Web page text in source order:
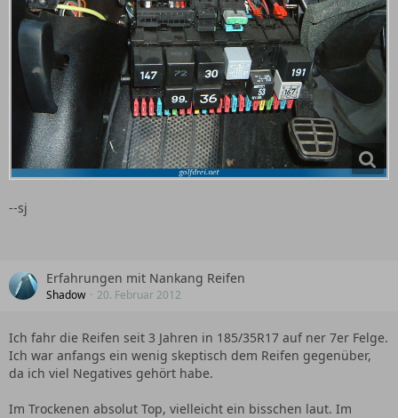
--sj
Erfahrungen mit Nankang Reifen
Shadow 20. Februar 2012
Ich fahr die Reifen seit 3 Jahren in 185/35R17 auf ner 7er Felge.
Ich war anfangs ein wenig skeptisch dem Reifen gegenüber,
da ich viel Negatives gehört habe.
Im Trockenen absolut Top, vielleicht ein bisschen laut. Im